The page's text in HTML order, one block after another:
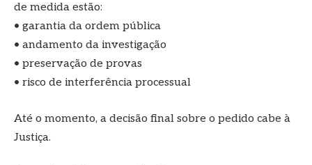
de medida estão:
• garantia da ordem pública
• andamento da investigação
• preservação de provas
• risco de interferência processual
Até o momento, a decisão final sobre o pedido cabe à
Justiça.